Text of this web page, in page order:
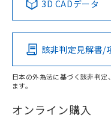
Pb Hg
O
在庫等で未対応品が混
こ
その他の認証
3D CADデータ
該非判定見解書/
日本の外為法に基づく該非判定
ます。
オンライン購入